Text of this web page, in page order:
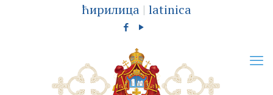
ћирилица | latinica